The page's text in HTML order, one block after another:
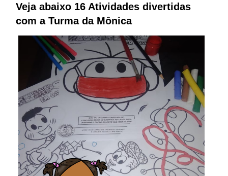
Veja abaixo 16 Atividades divertidas
com a Turma da Mônica